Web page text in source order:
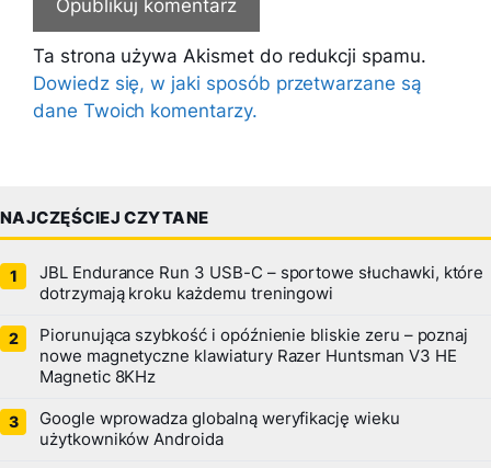
Ta strona używa Akismet do redukcji spamu.
Dowiedz się, w jaki sposób przetwarzane są
dane Twoich komentarzy.
NAJCZĘŚCIEJ CZYTANE
JBL Endurance Run 3 USB-C – sportowe słuchawki, które
dotrzymają kroku każdemu treningowi
Piorunująca szybkość i opóźnienie bliskie zeru – poznaj
nowe magnetyczne klawiatury Razer Huntsman V3 HE
Magnetic 8KHz
Google wprowadza globalną weryfikację wieku
użytkowników Androida